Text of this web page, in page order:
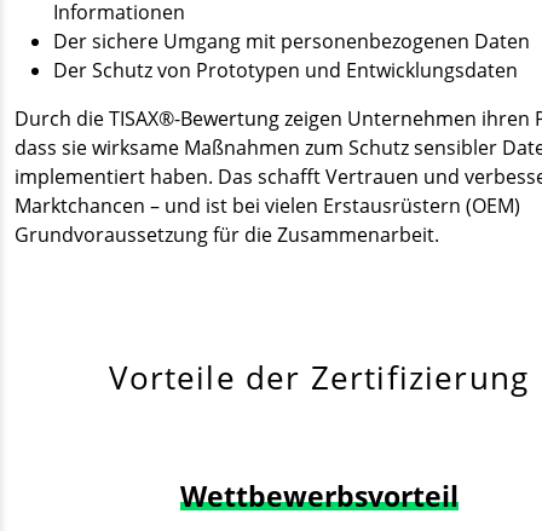
Informationen
Der sichere Umgang mit personenbezogenen Daten
Der Schutz von Prototypen und Entwicklungsdaten
Durch die TISAX®-Bewertung zeigen Unternehmen ihren
dass sie wirksame Maßnahmen zum Schutz sensibler
implementiert haben. Das schafft Vertrauen und
Marktchancen – und ist bei vielen Erstausrüstern (OEM)
Grundvoraussetzung für die Zusammenarbeit.
Vorteile der Zertifizierung
Wettbewerbsvorteil